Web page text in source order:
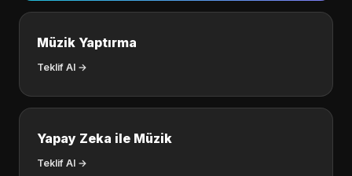
Müzik Yaptırma
Teklif Al →
Yapay Zeka ile Müzik
Teklif Al →